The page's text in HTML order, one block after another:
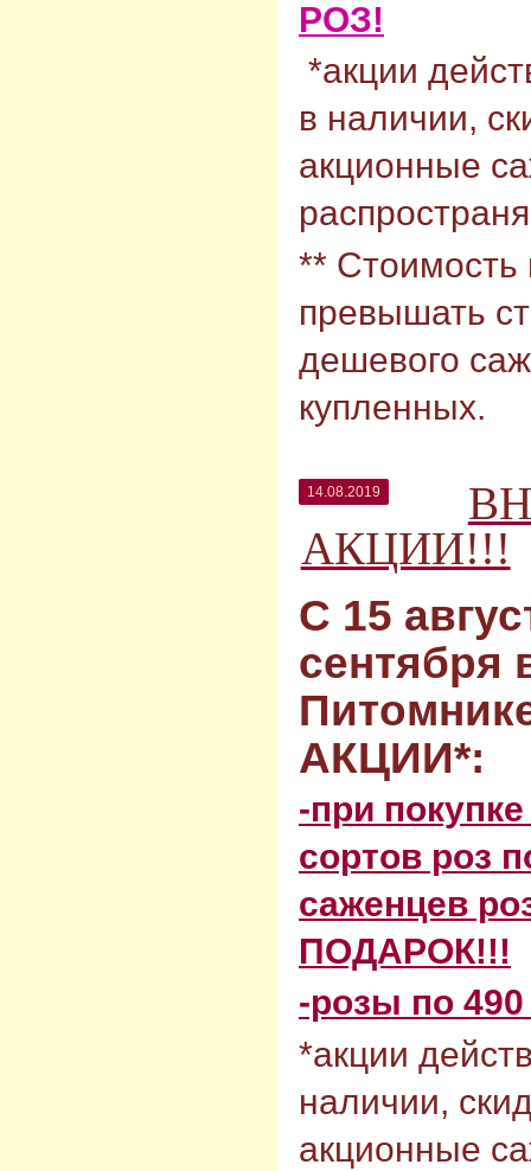
РОЗ!
*акции
в наличии,
акционные
** Стоимость
превышать
дешевого
купленных.
14.08.2019
АКЦИИ!!!
С 15
сентября
АКЦИИ*:
-при
сортов роз
саженцев
ПОДАРОК!!!
-розы по
*акции
наличии,
акционные